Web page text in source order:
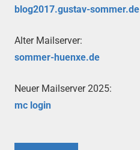
blog2017.gustav-sommer.de
Alter Mailserver:
sommer-huenxe.de
Neuer Mailserver 2025:
mc login